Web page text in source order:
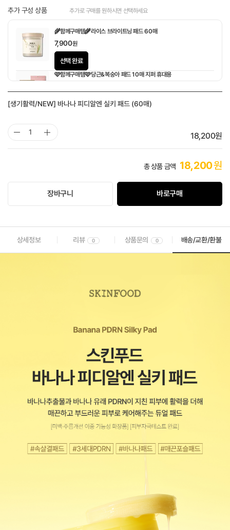
추가 구성 상품 추가로 구매를 원하시면 선택하세요
🌾함께구매템🌾라이스 브라이트닝 패드 60매
7,900원
선택 완료
🩷함께구매템🩷당근&복숭아 패드 10매 지퍼 휴대용
[생기활력/NEW] 바나나 피디알엔 실키 패드 (60매)
18,200원
총 상품 금액 18,200원
장바구니 바로구매
상세정보 리뷰 0 상품문의 0 배송/교환/환불